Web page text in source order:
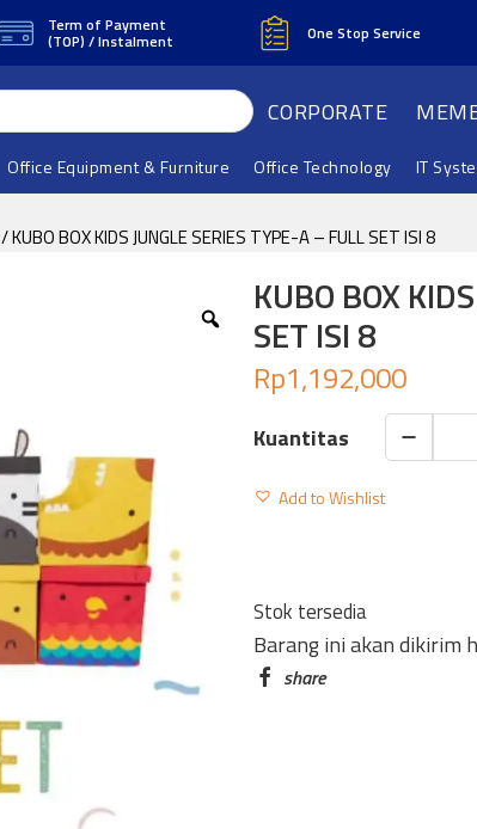
Term of Payment
(TOP) / Instalment One Stop Service
CORPORATE
Office Equipment & Furniture Office Technology IT
/ KUBO BOX KIDS JUNGLE SERIES TYPE-A – FULL SET ISI 8
KUBO BOX
SET ISI 8
Stok tersedia
Rp1,192,000
KUBO
BOX
TYPE-
A
Add to Wishlist
Barang ini akan dikirim